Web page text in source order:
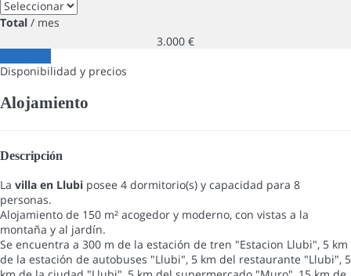
Total / mes
3.000 €
Disponibilidad y precios
Alojamiento
Descripción
La villa en Llubi posee 4 dormitorio(s) y capacidad para 8
personas.
Alojamiento de 150 m² acogedor y moderno, con vistas a la
montaña y al jardín.
Se encuentra a 300 m de la estación de tren "Estacion Llubi", 5 km
de la estación de autobuses "Llubi", 5 km del restaurante "Llubi", 5